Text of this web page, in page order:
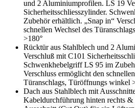
und 2 Aluminiumprofilen. LS 19
Sicherheitsschliesszylinder.
Zubehör erhältlich. „Snap in“
schnellen Wechsel des
>180°
Rücktür aus Stahlblech und 2
Verschluß mit C101
Schwenkhebelgriff LS 95 im
Verschluss ermöglicht den
Türanschlags, Türöffnungs winkel
Dach aus Stahlblech mit
Kabeldurchführung hinten rechts &